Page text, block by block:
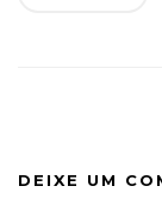
DEIXE UM